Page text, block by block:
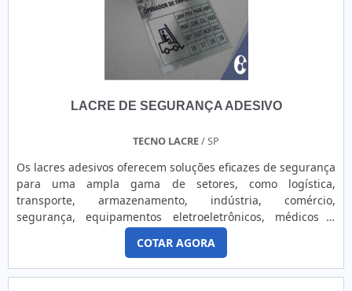
LACRE DE SEGURANÇA ADESIVO
TECNO LACRE/ SP
Os lacres adesivos oferecem soluções eficazes de segurança
para uma ampla gama de setores, como logística,
transporte, armazenamento, indústria, comércio,
segurança, equipamentos eletroeletrônicos, médicos e
outros. Eles são projetados para lacrar, controlar e garantir
a integridade de produtos e equipamentos, protegendo-os
contra violações, fraudes, pirataria e outras tentativas de
interferência. Os modelos destrutíveis, como casca de ovo,
COTAR AGORA